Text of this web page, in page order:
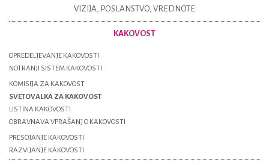
VIZIJA, POSLANSTVO, VREDNOTE
KAKOVOST
OPREDELJEVANJE KAKOVOSTI
NOTRANJI SISTEM KAKOVOSTI
KOMISIJA ZA KAKOVOST
SVETOVALKA ZA KAKOVOST
LISTINA KAKOVOSTI
OBRAVNAVA VPRAŠANJ O KAKOVOSTI
PRESOJANJE KAKOVOSTI
RAZVIJANJE KAKOVOSTI